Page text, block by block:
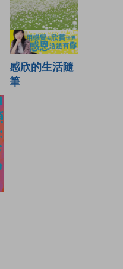
感欣的生活隨
筆